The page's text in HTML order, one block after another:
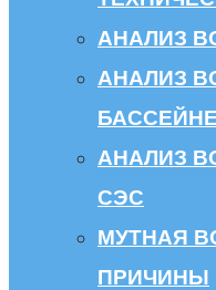
АНАЛИЗ
АНАЛИЗ
БАССЕЙНЕ
АНАЛИЗ
СЭС
МУТНАЯ
ПРИЧИНЫ